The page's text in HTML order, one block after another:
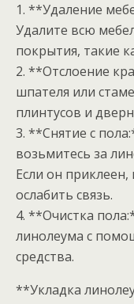
1. **Удаление
Удалите всю
покрытия, такие
2. **Отслоение
шпателя или
плинтусов и
3. **Снятие с
возьмитесь за
Если он приклеен,
ослабить связь.
4. **Очистка
линолеума с
средства.
**Укладка